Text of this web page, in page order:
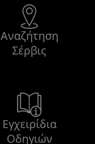
Αναζήτηση
Σέρβις
Εγχειρίδια
Οδηγιών